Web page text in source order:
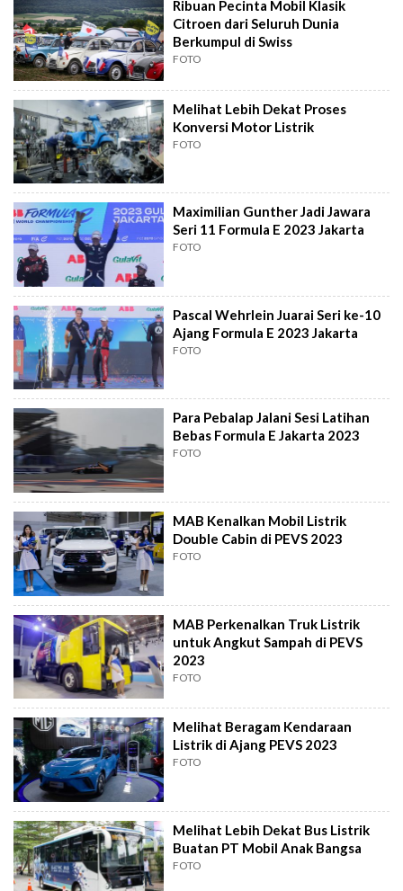
Ribuan Pecinta Mobil Klasik
Citroen dari Seluruh Dunia
Berkumpul di Swiss
FOTO
Melihat Lebih Dekat Proses
Konversi Motor Listrik
FOTO
Maximilian Gunther Jadi Jawara
Seri 11 Formula E 2023 Jakarta
FOTO
Pascal Wehrlein Juarai Seri ke-10
Ajang Formula E 2023 Jakarta
FOTO
Para Pebalap Jalani Sesi Latihan
Bebas Formula E Jakarta 2023
FOTO
MAB Kenalkan Mobil Listrik
Double Cabin di PEVS 2023
FOTO
MAB Perkenalkan Truk Listrik
untuk Angkut Sampah di PEVS
2023
FOTO
Melihat Beragam Kendaraan
Listrik di Ajang PEVS 2023
FOTO
Melihat Lebih Dekat Bus Listrik
Buatan PT Mobil Anak Bangsa
FOTO